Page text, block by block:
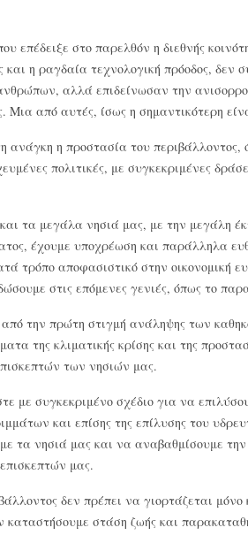
επέδειξε στο παρελθόν η διεθνής
και η ραγδαία τεχνολογική πρόοδος, δεν
αλλά επιδείνωσαν την
Μια από αυτές, ίσως η σημαντικότερη
ανάγκη η προστασία του
πολιτικές, με συγκεκριμένες
τα μεγάλα νησιά μας, με την μεγάλη
έχουμε υποχρέωση και παράλληλα
τρόπο αποφασιστικό στην οικονομική
στις επόμενες γενιές, όπως το
την πρώτη στιγμή ανάληψης των
της κλιματικής κρίσης και της
των νησιών μας.
με συγκεκριμένο σχέδιο για να
και επίσης της επίλυσης του
τα νησιά μας και να αναβαθμίσουμε την
μας.
δεν πρέπει να γιορτάζεται μόνο
στάση ζωής και